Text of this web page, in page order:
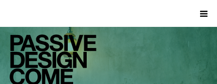
HOME
WORKS